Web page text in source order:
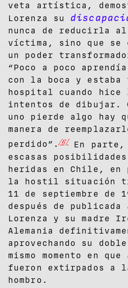
veta artística,
Lorenza su
nunca de reducirla
víctima, sino que se
un poder
“Poco a poco
con la boca y estaba
hospital cuando hice
intentos de dibujar.
uno pierde algo hay
manera de
perdido”.[6]En parte,
escasas
heridas en Chile, en
la hostil situación
11 de septiembre de
después de
Lorenza y su madre
Alemania
aprovechando su
mismo momento en
fueron extirpados a
hombro.